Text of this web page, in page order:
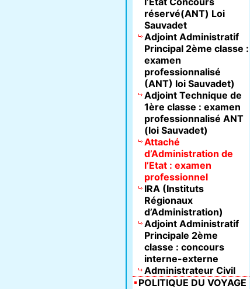
réservé(ANT) Loi
Sauvadet
Adjoint Administratif
Principal 2ème classe :
examen
professionnalisé
(ANT) loi Sauvadet)
Adjoint Technique de
1ère classe : examen
professionnalisé ANT
(loi Sauvadet)
Attaché
d’Administration de
l’Etat : examen
professionnel
IRA (Instituts
Régionaux
d’Administration)
Adjoint Administratif
Principale 2ème
classe : concours
interne-externe
Administrateur Civil
POLITIQUE DU VOYAGE